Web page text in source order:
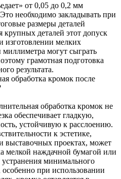
от 0,05 до 0,2 мм
необходимо закладывать при
размеры деталей
деталей этот допуск
изготовлении мелких
миллиметра могут сыграть
грамотная подготовка
результата.
обработка кромок после
обработка кромок не
обеспечивает гладкую,
устойчивую к расслоению.
к эстетике,
выставочных проектах, может
мелкой наждачной бумагой или
устранения минимального
при использовании